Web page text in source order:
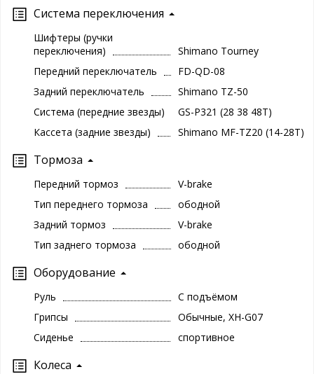
Система переключения
Шифтеры (ручки
переключения)
Shimano Tourney
Передний переключатель
FD-QD-08
Задний переключатель
Shimano TZ-50
Система (передние звезды)
GS-P321 (28 38 48T)
Кассета (задние звезды)
Shimano MF-TZ20 (14-28T)
Тормоза
Передний тормоз
V-brake
Тип переднего тормоза
ободной
Задний тормоз
V-brake
Тип заднего тормоза
ободной
Оборудование
Руль
С подъёмом
Грипсы
Обычные, XH-G07
Сиденье
спортивное
Колеса